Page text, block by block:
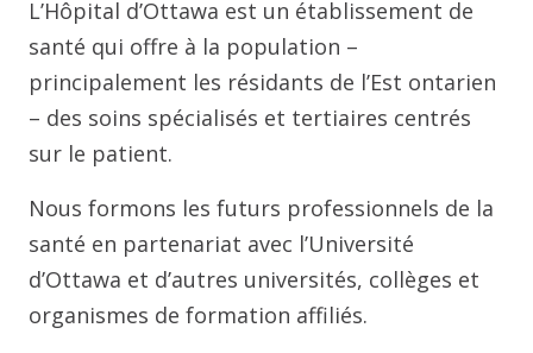
L’Hôpital d’Ottawa est un établissement de
santé qui offre à la population –
principalement les résidants de l’Est ontarien
– des soins spécialisés et tertiaires centrés
sur le patient.
Nous formons les futurs professionnels de la
santé en partenariat avec l’Université
d’Ottawa et d’autres universités, collèges et
organismes de formation affiliés.